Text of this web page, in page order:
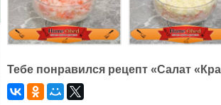
Тебе понравился рецепт «Салат